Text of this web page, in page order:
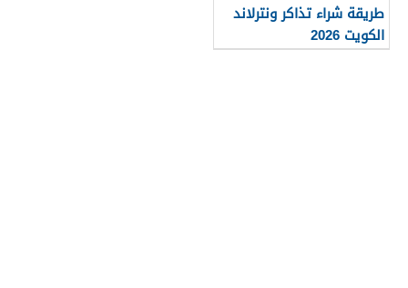
طريقة شراء تذاكر ونترلاند
الكويت 2026